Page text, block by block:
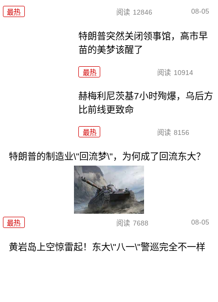
最热 阅读 12846 08-05
特朗普突然关闭领事馆，高市早
苗的美梦该醒了
最热 阅读 10914
赫梅利尼茨基7小时殉爆，乌后方
比前线更致命
最热 阅读 8156
特朗普的制造业\"回流梦\"，为何成了回流东大？
最热 阅读 7688 08-05
黄岩岛上空惊雷起！东大\"八一\"警巡完全不一样